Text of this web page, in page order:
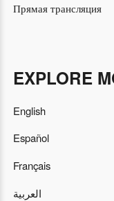
Прямая трансляция
EXPLORE
English
Español
Français
العربية